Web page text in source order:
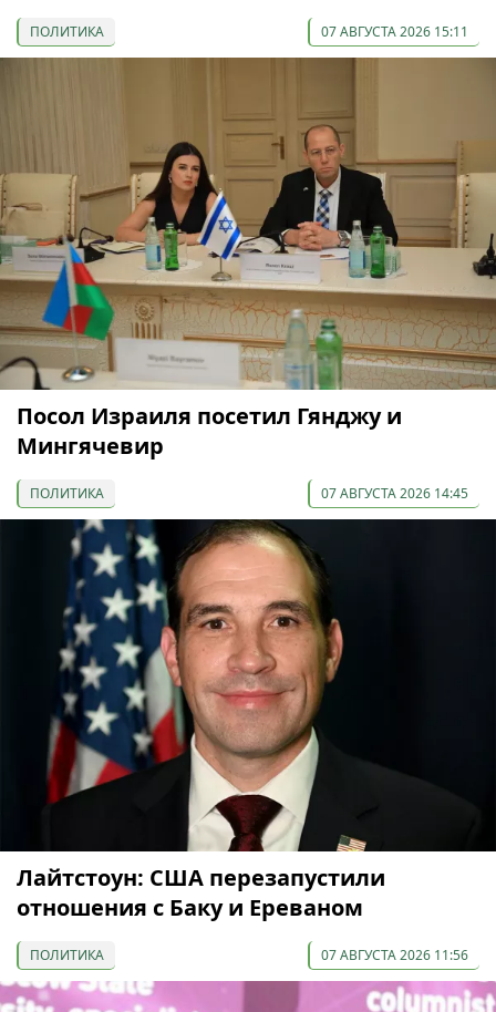
ПОЛИТИКА 07 АВГУСТА 2026 15:11
Посол Израиля посетил Гянджу и
Мингячевир
ПОЛИТИКА 07 АВГУСТА 2026 14:45
Лайтстоун: США перезапустили
отношения с Баку и Ереваном
ПОЛИТИКА 07 АВГУСТА 2026 11:56